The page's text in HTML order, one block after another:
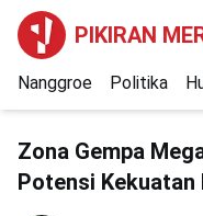
PIKIRAN
Nanggroe Politika
Zona Gempa
Potensi